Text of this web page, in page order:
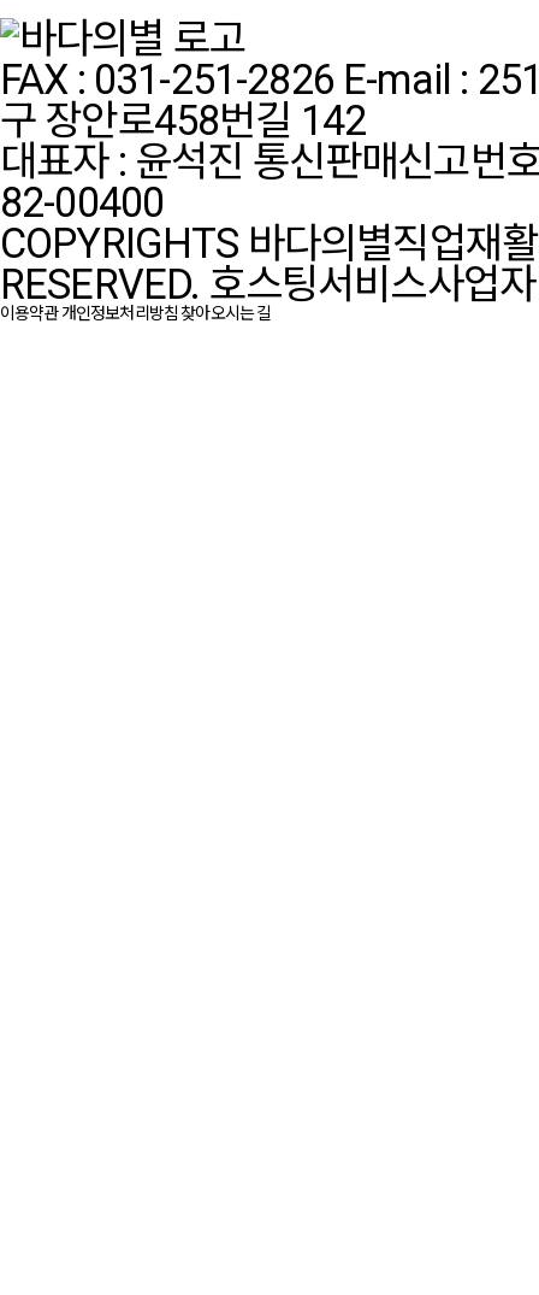
FAX : 031-251-2826 E-mail :
구 장안로458번길 142
대표자 : 윤석진 통신판매신고번
82-00400
COPYRIGHTS 바다의별직업재
RESERVED. 호스팅서비스사업
이용약관 개인정보처리방침 찾아오시는 길